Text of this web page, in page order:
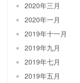
2020年三月
2020年一月
2019年十一月
2019年九月
2019年七月
2019年五月